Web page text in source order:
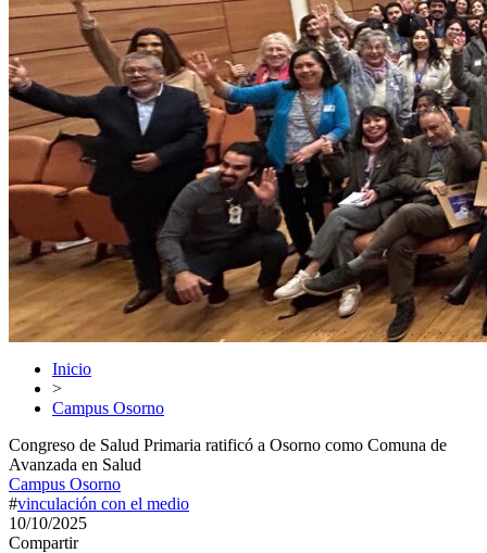
Inicio
>
Campus Osorno
Congreso de Salud Primaria ratificó a Osorno como Comuna de
Avanzada en Salud
Campus Osorno
#vinculación con el medio
10/10/2025
Compartir